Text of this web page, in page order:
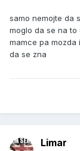
samo nemojte da
moglo da se na to
mamce pa mozda
da se zna
Limar